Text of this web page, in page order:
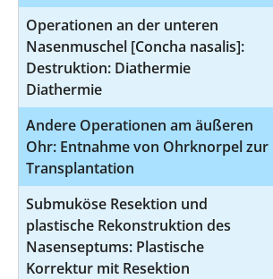
Operationen an der unteren
Nasenmuschel [Concha nasalis]:
Destruktion: Diathermie
Diathermie
Andere Operationen am äußeren
Ohr: Entnahme von Ohrknorpel zur
Transplantation
Submuköse Resektion und
plastische Rekonstruktion des
Nasenseptums: Plastische
Korrektur mit Resektion